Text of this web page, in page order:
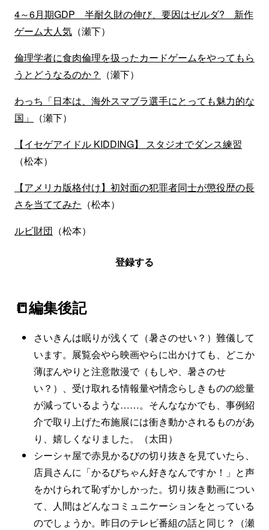
4～6月期GDP 半耐久財の伸び、要因はゼルダ? 新作
ゲーム大人気 （瀬下）
倫理学者に食肉倫理を扱ったカードゲームをやってもら
うとどうなるのか？
（瀬下）
わっち「日本は、海外スマブラ選手にとっても魅力的な
国」
（瀬下）
【イセゲアイドル KIDDING】 スタジオでダンス練習
（松本）
【アメリカ版格付け】初対面の犯罪者同士が懲役歴の長
さを当ててみた （松本）
ルビ財団 （松本）
登録する
📒編集後記
さいきんは眠りが浅くて（暑さのせい？）難儀して
います。展覧会やら映画やらに出かけても、どこか
薄ぼんやりと注意散漫で（もしや、暑さのせ
い？）、受け取れる情報量や情念らしきものの総量
が減っているような……。そんななかでも、事例紹
介で取り上げた布施展には衝き動かされるものがあ
り、嬉しくなりました。（太田）
シーシャ屋で赤見かるびの切り抜きを見ていたら、
店員さんに「かるびちゃん好きなんですか！」と声
をかけられて恥ずかしかった。切り抜き動画につい
て、人間はどんなコミュニケーションをとっている
のでしょうか。昨日のテレビ番組の話と同じ？（瀬